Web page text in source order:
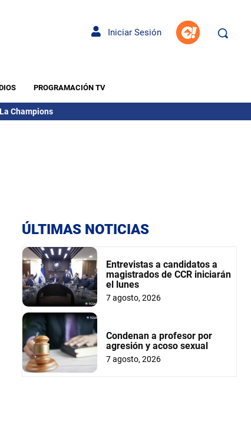
Iniciar Sesión
PROGRAMACIÓN TV
La Champions
ÚLTIMAS NOTICIAS
Entrevistas a candidatos a
magistrados de CCR iniciarán
el lunes
7 agosto, 2026
Condenan a profesor por
agresión y acoso sexual
7 agosto, 2026